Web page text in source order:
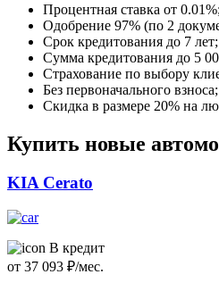
Процентная ставка от 0.01%;
Одобрение 97% (по 2
Срок кредитования до 7 лет;
Сумма кредитования до 5
Страхование по выбору
Без первоначального взноса;
Скидка в размере 20% на
Купить новые
KIA Cerato
В кредит
от 37 093 ₽/мес.